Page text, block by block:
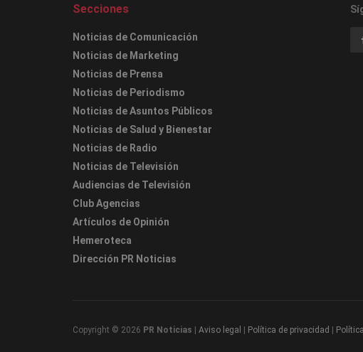
Secciones
Noticias de Comunicación
Noticias de Marketing
Noticias de Prensa
Noticias de Periodismo
Noticias de Asuntos Públicos
Noticias de Salud y Bienestar
Noticias de Radio
Noticias de Televisión
Audiencias de Televisión
Club Agencias
Artículos de Opinión
Hemeroteca
Dirección PR Noticias
Copyright © 2026 PR Noticias Aviso legal Política de privacidad